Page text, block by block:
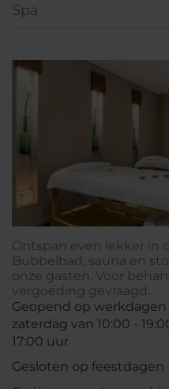
Spa
Ontspan even lekker in
Bubbelbad, sauna en
onze gasten. Voor
vergoeding gevraagd.
Geopend op werkdagen
zaterdag van 10:00 -
17:00 uur
Gesloten op feestdagen